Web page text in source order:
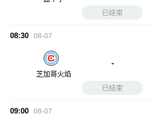
已结束
08:30 08-07
芝加哥火焰
-
已结束
09:00 08-07